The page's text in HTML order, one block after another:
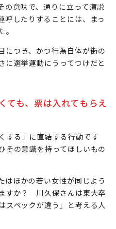
の意味で、通りに立って演説
呼したりすることには、まっ
につき、かつ行為自体が街の
に選挙運動にうってつけだと
ても、票は入れてもらえ
する」に直結する行動です
その意識を持ってほしいもの
はほかの若い女性が同じよう
すか？ 川久保さんは東大卒
スペックが違う」と考える人